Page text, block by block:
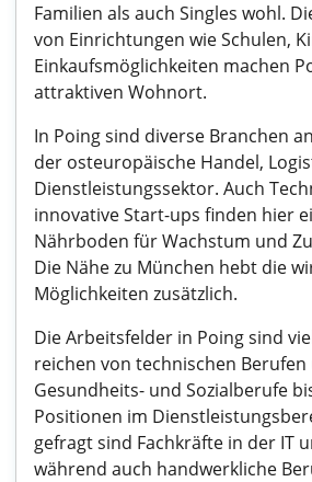
Familien als auch Singles wohl.
von Einrichtungen wie Schulen,
Einkaufsmöglichkeiten machen
attraktiven Wohnort.
In Poing sind diverse Branchen
der osteuropäische Handel,
Dienstleistungssektor. Auch
innovative Start-ups finden hier
Nährboden für Wachstum und
Die Nähe zu München hebt die
Möglichkeiten zusätzlich.
Die Arbeitsfelder in Poing sind
reichen von technischen
Gesundheits- und Sozialberufe
Positionen im
gefragt sind Fachkräfte in der IT
während auch handwerkliche